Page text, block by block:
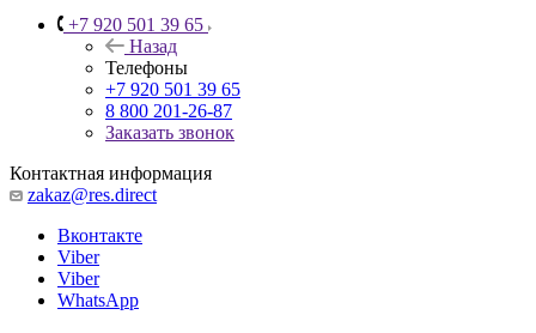
+7 920 501 39 65
Назад
Телефоны
+7 920 501 39 65
8 800 201-26-87
Заказать звонок
Контактная информация
zakaz@res.direct
Вконтакте
Viber
Viber
WhatsApp